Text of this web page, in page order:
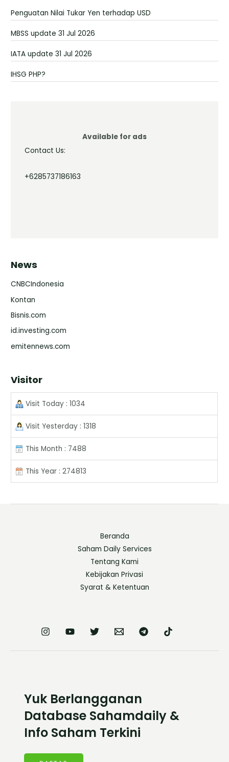
Penguatan Nilai Tukar Yen terhadap USD
MBSS update 31 Jul 2026
IATA update 31 Jul 2026
IHSG PHP?
Available for ads
Contact Us:
+6285737186163
News
CNBCIndonesia
Kontan
Bisnis.com
id.investing.com
emitennews.com
Visitor
Visit Today : 1034
Visit Yesterday : 1318
This Month : 7488
This Year : 274813
Beranda
Saham Daily Services
Tentang Kami
Kebijakan Privasi
Syarat & Ketentuan
Yuk Berlangganan
Database Sahamdaily &
Info Saham Terkini